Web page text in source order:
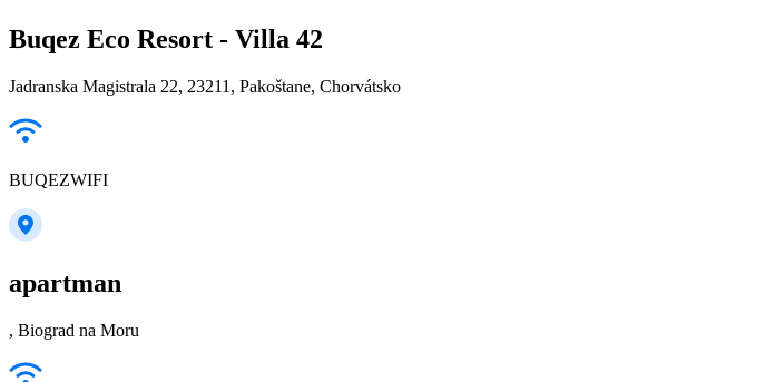
Buqez Eco Resort - Villa 42
Jadranska Magistrala 22, 23211, Pakoštane, Chorvátsko
BUQEZWIFI
apartman
, Biograd na Moru